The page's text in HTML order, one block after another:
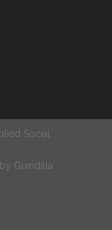
Social
Guindilla